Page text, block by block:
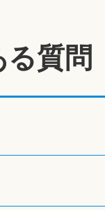
質問